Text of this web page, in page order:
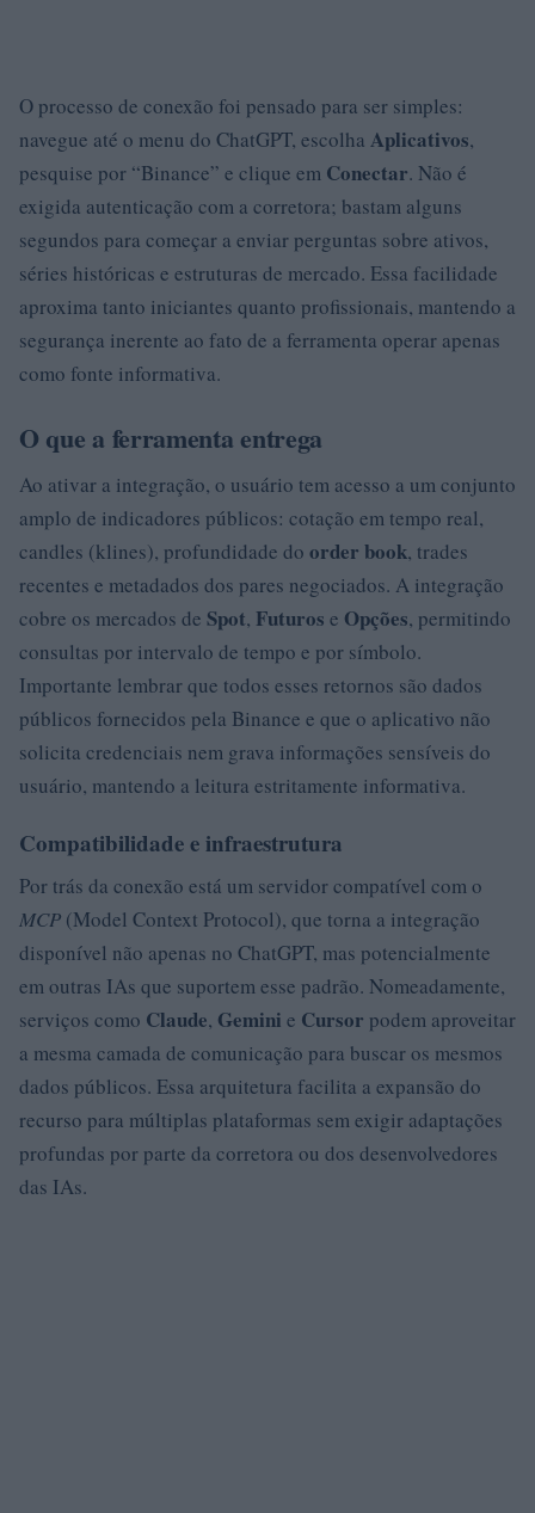
O processo de conexão foi pensado para ser simples:
navegue até o menu do ChatGPT, escolha Aplicativos,
pesquise por “Binance” e clique em Conectar. Não é
exigida autenticação com a corretora; bastam alguns
segundos para começar a enviar perguntas sobre ativos,
séries históricas e estruturas de mercado. Essa facilidade
aproxima tanto iniciantes quanto profissionais, mantendo a
segurança inerente ao fato de a ferramenta operar apenas
como fonte informativa.
O que a ferramenta entrega
Ao ativar a integração, o usuário tem acesso a um conjunto
amplo de indicadores públicos: cotação em tempo real,
candles (klines), profundidade do order book, trades
recentes e metadados dos pares negociados. A integração
cobre os mercados de Spot, Futuros e Opções, permitindo
consultas por intervalo de tempo e por símbolo.
Importante lembrar que todos esses retornos são dados
públicos fornecidos pela Binance e que o aplicativo não
solicita credenciais nem grava informações sensíveis do
usuário, mantendo a leitura estritamente informativa.
Compatibilidade e infraestrutura
Por trás da conexão está um servidor compatível com o
MCP (Model Context Protocol), que torna a integração
disponível não apenas no ChatGPT, mas potencialmente
em outras IAs que suportem esse padrão. Nomeadamente,
serviços como Claude, Gemini e Cursor podem aproveitar
a mesma camada de comunicação para buscar os mesmos
dados públicos. Essa arquitetura facilita a expansão do
recurso para múltiplas plataformas sem exigir adaptações
profundas por parte da corretora ou dos desenvolvedores
das IAs.